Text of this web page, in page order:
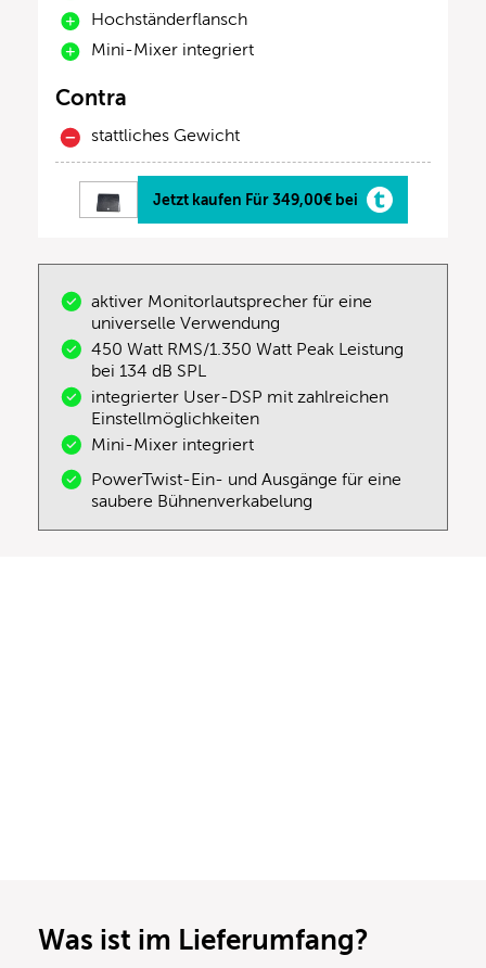
Hochständerflansch
Mini-Mixer integriert
Contra
stattliches Gewicht
Jetzt kaufen Für 349,00€ bei
aktiver Monitorlautsprecher für eine
universelle Verwendung
450 Watt RMS/1.350 Watt Peak Leistung
bei 134 dB SPL
integrierter User-DSP mit zahlreichen
Einstellmöglichkeiten
Mini-Mixer integriert
PowerTwist-Ein- und Ausgänge für eine
saubere Bühnenverkabelung
Was ist im Lieferumfang?